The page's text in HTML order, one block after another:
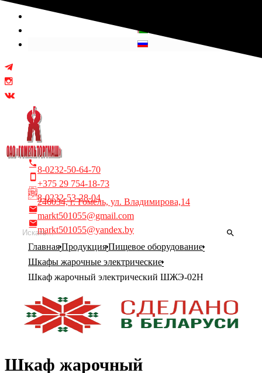
Выберите язык
8-0232-50-64-70
+375 29 754-18-73
8-0232-53-28-04
246034, г. Гомель, ул. Владимирова,14
markt501055@gmail.com
markt501055@yandex.by
ГлавнаяПродукцияПищевое оборудование
Шкафы жарочные электрические
Шкаф жарочный электрический ШЖЭ-02H
Шкаф жарочный